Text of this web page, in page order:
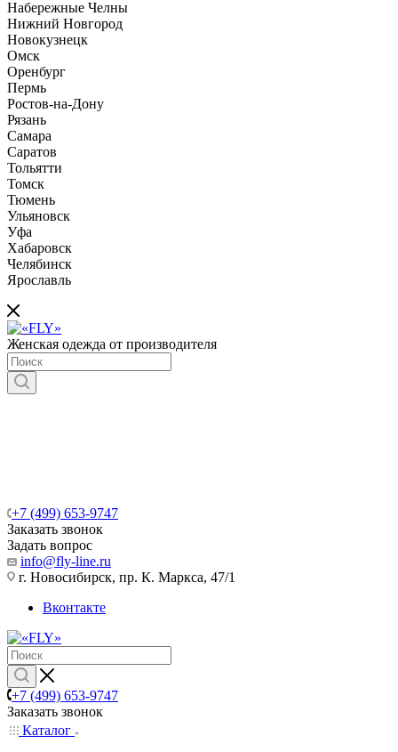
Набережные Челны
Нижний Новгород
Новокузнецк
Омск
Оренбург
Пермь
Ростов-на-Дону
Рязань
Самара
Саратов
Тольятти
Томск
Тюмень
Ульяновск
Уфа
Хабаровск
Челябинск
Ярославль
Женская одежда от производителя
+7 (499) 653-9747
Заказать звонок
Задать вопрос
info@fly-line.ru
г. Новосибирск, пр. К. Маркса, 47/1
Вконтакте
+7 (499) 653-9747
Заказать звонок
Каталог